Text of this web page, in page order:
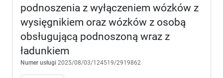
podnoszenia z wyłączeniem wózków z
wysięgnikiem oraz wózków z osobą
obsługującą podnoszoną wraz z
ładunkiem
Numer usługi 2025/08/03/124519/2919862